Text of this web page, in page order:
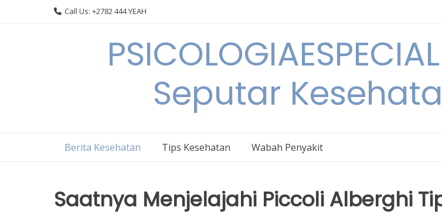
Call Us: +2782 444 YEAH
Seputar
Berita Kesehatan Tips Kesehatan Wabah Penyakit
Saatnya Menjelajahi Piccoli Alberghi